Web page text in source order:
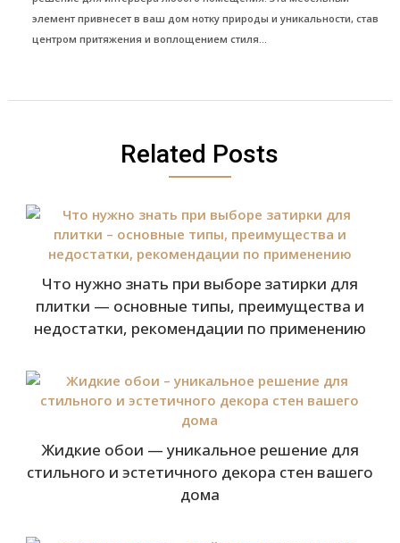
элемент привнесет в ваш дом нотку природы и уникальности, став
центром притяжения и воплощением стиля...
Related Posts
Что нужно знать при выборе затирки для
плитки — основные типы, преимущества и
недостатки, рекомендации по применению
Жидкие обои — уникальное решение для
стильного и эстетичного декора стен вашего
дома